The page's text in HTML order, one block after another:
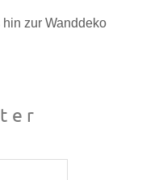
zur Wanddeko